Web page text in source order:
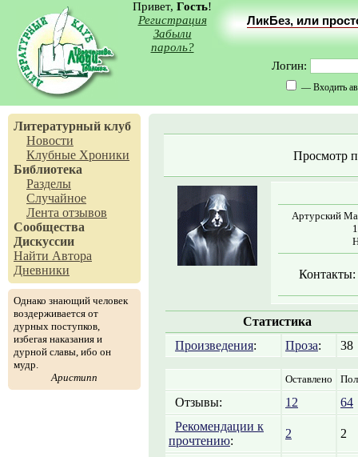
Привет, Гость!
Регистрация
Забыли
пароль?
ЛикБез, или
Логин:
— Входить
Литературный клуб
Новости
Клубные Хроники
Библиотека
Разделы
Случайное
Лента отзывов
Сообщества
Дискуссии
Найти Автора
Дневники
Однако знающий человек
воздерживается от
дурных поступков,
избегая наказания и
дурной славы, ибо он
мудр.
Аристипп
Просмотр
Артурский
Контакты:
Статистика
Произведения: Проза: 38
Оставлено
Отзывы: 12
64
Рекомендации к
прочтению:
2 2